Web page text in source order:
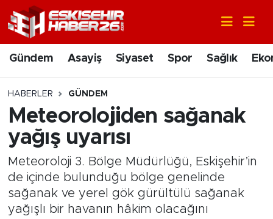
Gündem Asayiş Siyaset Spor Sağlık
HABERLER GÜNDEM
Meteorolojiden sağanak
yağış uyarısı
Meteoroloji 3. Bölge Müdürlüğü, Eskişehir’in
de içinde bulunduğu bölge genelinde
sağanak ve yerel gök gürültülü sağanak
yağışlı bir havanın hâkim olacağını
Gündem
Asayiş
Siyaset
Spor
Sağlık
Ekonomi
Nöbetçi Eczaneler
Hava Durumu
Trafik Durumu
Süper Lig Puan Durumu ve Fikstür
Tüm Manşetler
Son Dakika Haberleri